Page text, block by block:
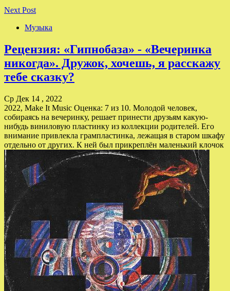
Next Post
Музыка
Рецензия: «Гипнобаза» - «Вечеринка
никогда». Дружок, хочешь, я расскажу
тебе сказку?
Ср Дек 14 , 2022
2022, Make It Music Оценка: 7 из 10. Молодой человек,
собираясь на вечеринку, решает принести друзьям какую-
нибудь виниловую пластинку из коллекции родителей. Его
внимание привлекла грампластинка, лежащая в старом шкафу
отдельно от других. К ней был прикреплён маленький клочок